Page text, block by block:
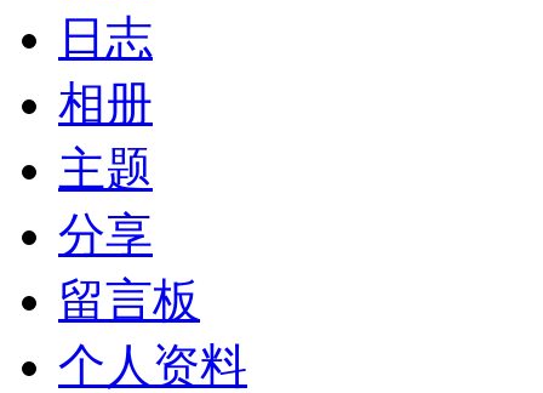
日志
相册
主题
分享
留言板
个人资料